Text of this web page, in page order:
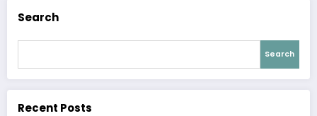
Search
Search
Recent Posts